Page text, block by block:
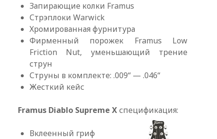
Запирающие колки Framus
Стрэплоки Warwick
Хромированная фурнитура
Фирменный порожек Framus Low
Friction Nut, уменьшающий трение
струн
Струны в комплекте: .009“ — .046“
Жесткий кейс
Framus Diablo Supreme Xспецификация:
Вклеенный гриф